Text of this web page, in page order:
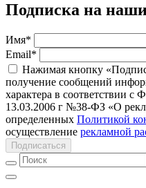
Подписка на
Имя*
Email*
Нажимая кнопку
получение сообщений
характера в соответствии с
13.03.2006 г №38-ФЗ «О
определенных Политикой
осуществление рекламной
Подписаться